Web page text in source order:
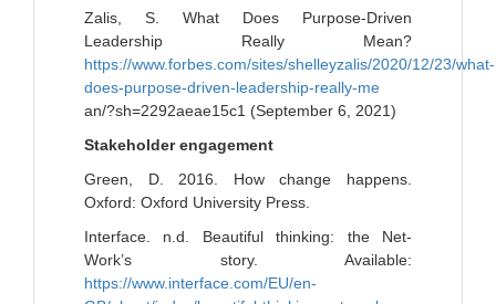
Zalis, S. What Does Purpose-Driven
Leadership Really Mean?
https://www.forbes.com/sites/shelleyzalis/2020/12/23/what-
does-purpose-driven-leadership-really-me
an/?sh=2292aeae15c1 (September 6, 2021)
Stakeholder engagement
Green, D. 2016. How change happens.
Oxford: Oxford University Press.
Interface. n.d. Beautiful thinking: the Net-
Work’s story. Available:
https://www.interface.com/EU/en-